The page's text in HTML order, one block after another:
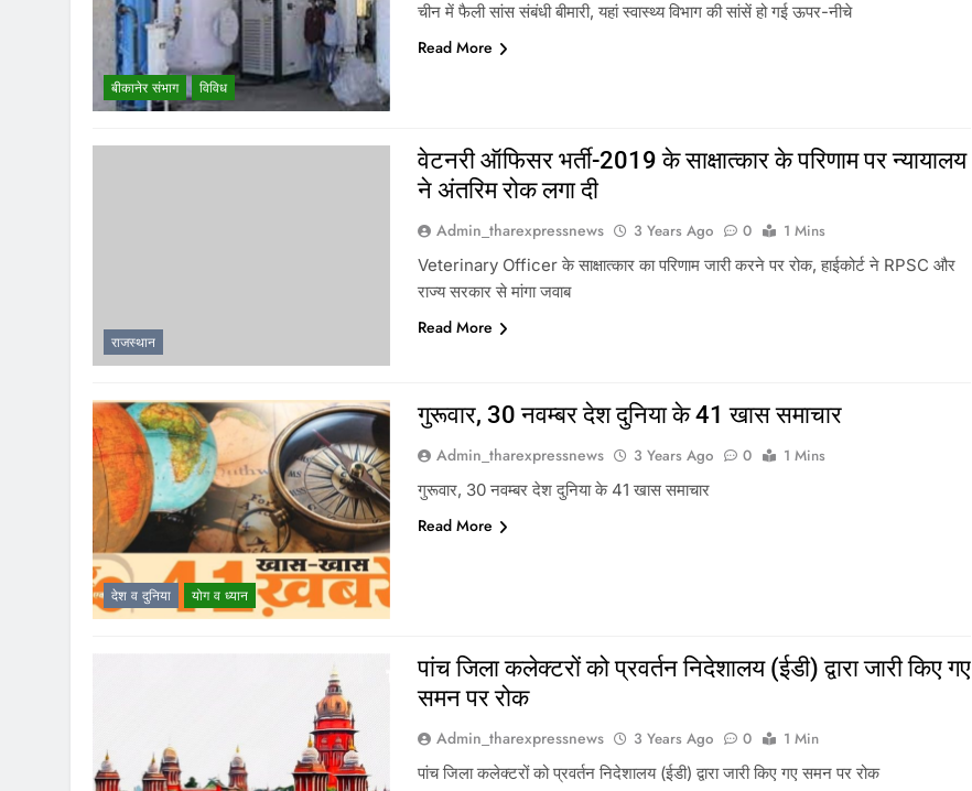
बीकानेर संभाग विविध
चीन में फैली सांस संबंधी बीमारी, यहां स्वास्थ्य विभाग की सांसें हो गई ऊपर-नीचे
Read More
राजस्थान
वेटनरी ऑफिसर भर्ती-2019 के साक्षात्कार के परिणाम पर न्यायालय
ने अंतरिम रोक लगा दी
Admin_tharexpressnews 3 Years Ago 0
1 Mins
Veterinary Officer के साक्षात्कार का परिणाम जारी करने पर रोक, हाईकोर्ट ने RPSC और
राज्य सरकार से मांगा जवाब
Read More
देश व दुनिया योग व ध्यान
गुरूवार, 30 नवम्बर देश दुनिया के 41 खास समाचार
Admin_tharexpressnews 3 Years Ago 0
1 Mins
गुरूवार, 30 नवम्बर देश दुनिया के 41 खास समाचार
Read More
पांच जिला कलेक्टरों को प्रवर्तन निदेशालय (ईडी) द्वारा जारी किए गए
समन पर रोक
Admin_tharexpressnews 3 Years Ago 0
1 Min
पांच जिला कलेक्टरों को प्रवर्तन निदेशालय (ईडी) द्वारा जारी किए गए समन पर रोक